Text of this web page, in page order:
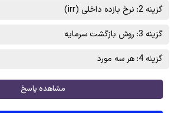
گزینه 2: نرخ بازده داخلی (irr)
گزینه 3: روش بازگشت سرمایه
گزینه 4: هر سه مورد
مشاهده پاسخ